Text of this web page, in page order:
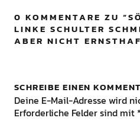
0 KOMMENTARE ZU “
LINKE SCHULTER
ABER NICHT
SCHREIBE EINEN
Deine E-Mail-Adresse wird
Erforderliche Felder sind mit *